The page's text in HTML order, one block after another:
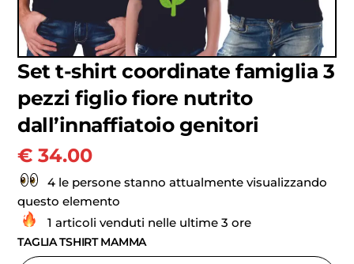
Set t-shirt coordinate famiglia 3
pezzi figlio fiore nutrito
dall’innaffiatoio genitori
€ 34.00
4 le persone stanno attualmente visualizzando
questo elemento
1 articoli venduti nelle ultime 3 ore
TAGLIA TSHIRT MAMMA